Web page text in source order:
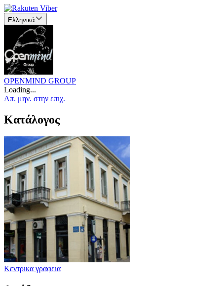
Ελληνικά
OPENMIND GROUP
Loading...
Απ. μην. στην επιχ.
Κατάλογος
Κεντρικα γραφεια